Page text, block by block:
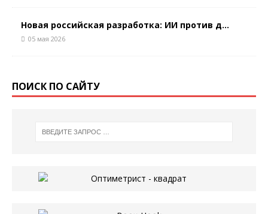
Новая российская разработка: ИИ против д...
05 мая 2026
ПОИСК ПО САЙТУ